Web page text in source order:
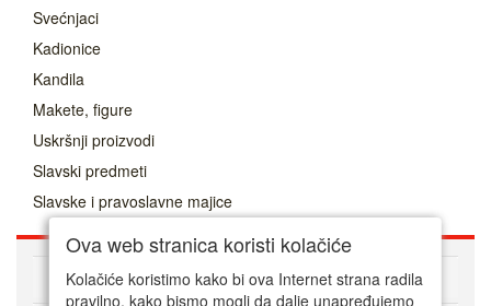
Svećnjaci
Kadionice
Kandila
Makete, figure
Uskršnji proizvodi
Slavski predmeti
Slavske i pravoslavne majice
O nama
Ova web stranica koristi kolačiće
Kolačiće koristimo kako bi ova Internet strana radila
pravilno, kako bismo mogli da dalje unapređujemo